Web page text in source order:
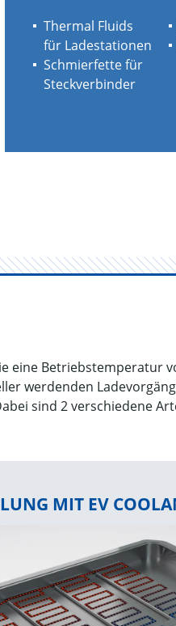
Thermal Fluids
für Ladestationen
Schmierfette für
Steckverbinder
Betriebstemperatur
werdenden
sind 2 verschiedene
MIT EV